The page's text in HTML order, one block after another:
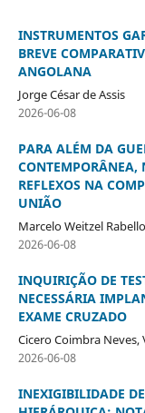
INSTRUMENTOS
BREVE
ANGOLANA
Jorge César de Assis
2026-06-08
PARA ALÉM DA
CONTEMPORÂNEA,
REFLEXOS NA
UNIÃO
Marcelo Weitzel
2026-06-08
INQUIRIÇÃO DE
NECESSÁRIA
EXAME CRUZADO
Cicero Coimbra Neves,
2026-06-08
INEXIGIBILIDADE